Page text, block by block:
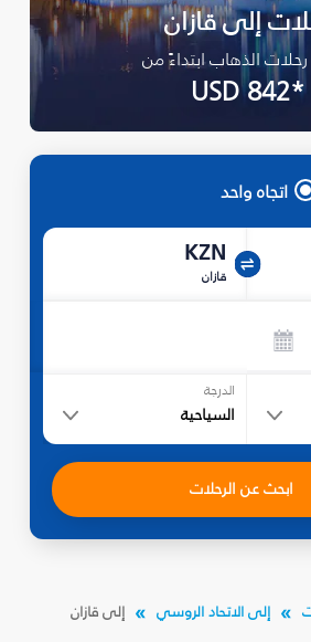
إلى قازان
الذهاب ابتداءً من
*USD 842
اتجاه واحد
KZN
قازان
الدرجة
السياحية
ابحث عن الرحلات
إلى الاتحاد الروسي إلى قازان